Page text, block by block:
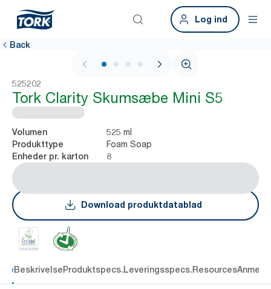
Log ind
Back
1 / 4
525202
Tork Clarity Skumsæbe Mini S5
Volumen 525 ml
Produkttype Foam Soap
Enheder pr. karton 8
Download produktdatablad
BeskrivelseProduktspecs.Leveringsspecs.Resources